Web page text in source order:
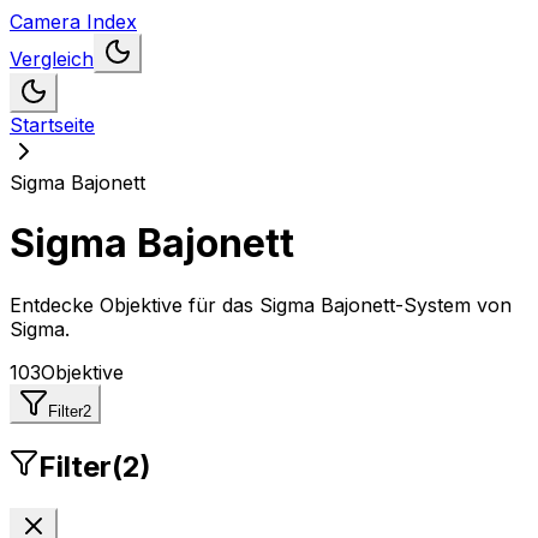
Camera Index
Vergleich
Startseite
Sigma Bajonett
Sigma Bajonett
Entdecke Objektive für das Sigma Bajonett-System von
Sigma.
103Objektive
Filter2
Filter(2)